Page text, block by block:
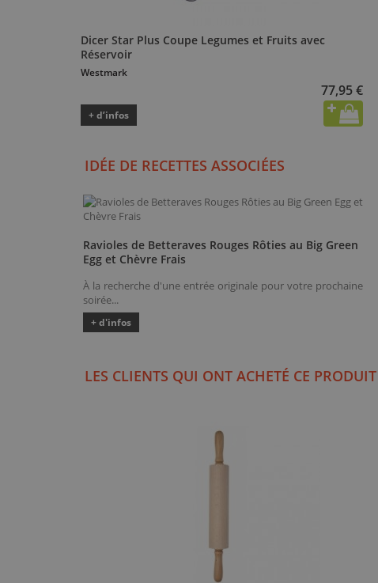
Dicer Star Plus Coupe Legumes et Fruits avec
Réservoir
Westmark
77,95 €
+ d’infos
IDÉE DE RECETTES ASSOCIÉES
Ravioles de Betteraves Rouges Rôties au Big Green
Egg et Chèvre Frais
À la recherche d'une entrée originale pour votre prochaine
soirée...
+ d'infos
LES CLIENTS QUI ONT ACHETÉ CE